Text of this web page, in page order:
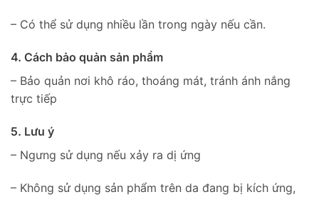
– Có thể sử dụng nhiều lần trong ngày nếu cần.
4. Cách bảo quản sản phẩm
– Bảo quản nơi khô ráo, thoáng mát, tránh ánh nắng
trực tiếp
5. Lưu ý
– Ngưng sử dụng nếu xảy ra dị ứng
– Không sử dụng sản phẩm trên da đang bị kích ứng,